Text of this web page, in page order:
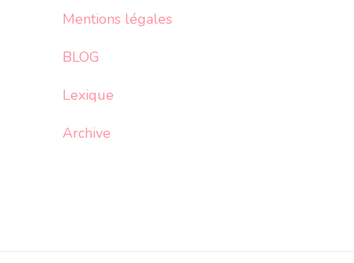
Mentions légales
BLOG
Lexique
Archive